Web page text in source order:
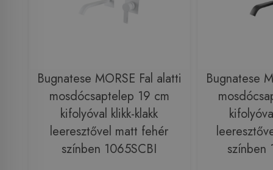
Bugnatese MORSE Fal alatti
mosdócsaptelep 19 cm
kifolyóval klikk-klakk
leeresztővel matt fehér
színben 1065SCBI
Bugnatese
színben